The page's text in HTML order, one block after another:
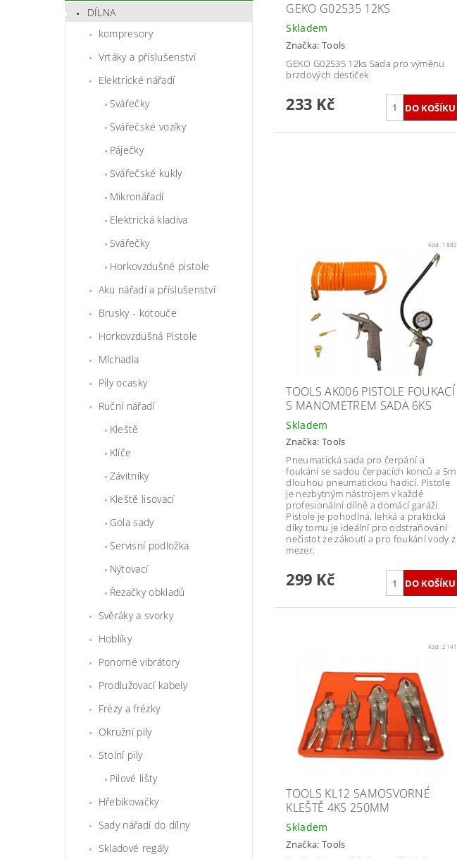
DÍLNA
kompresory
Vrtáky a příslušenství
Elektrické nářadí
Svářečky
Svářečské vozíky
Páječky
Svářečské kukly
Mikronářadí
Elektrická kladiva
Svářečky
Horkovzdušné pistole
Aku nářadí a příslušenství
Brusky - kotouče
Horkovzdušná Pistole
Míchadla
Pily ocasky
Ruční nářadí
Kleště
Klíče
Závitníky
Kleště lisovací
Gola sady
Servisní podložka
Nýtovací
Řezačky obkladů
Svěráky a svorky
Hoblíky
Ponorné vibrátory
Prodlužovací kabely
Frézy a frézky
Okružní pily
Stolní pily
Pilové lišty
Hřebíkovačky
Sady nářadí do dílny
Skladové regály
GEKO G02535 12KS
Skladem
Značka: Tools
GEKO G02535 12ks Sada pro výměnu
brzdových destiček
233 Kč
Kód: 1880
TOOLS AK006 PISTOLE FOUKACÍ
S MANOMETREM SADA 6KS
Skladem
Značka: Tools
Pneumatická sada pro čerpání a
foukání se sadou čerpacích konců a 5m
dlouhou pneumatickou hadicí. Pistole
je nezbytným nástrojem v každé
profesionální dílně a domácí garáži.
Pistole je pohodlná, lehká a praktická
díky tomu je ideální pro odstraňování
nečistot ze zákoutí a pro foukání vody z
mezer.
299 Kč
Kód:2141
TOOLS KL12 SAMOSVORNÉ
KLEŠTĚ 4KS 250MM
Skladem
Značka: Tools